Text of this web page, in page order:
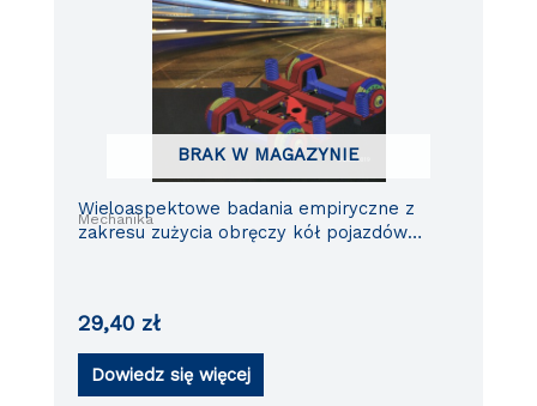
BRAK W MAGAZYNIE
Mechanika
Wieloaspektowe badania empiryczne z
zakresu zużycia obręczy kół pojazdów
29,40 zł
Dowiedz się więcej